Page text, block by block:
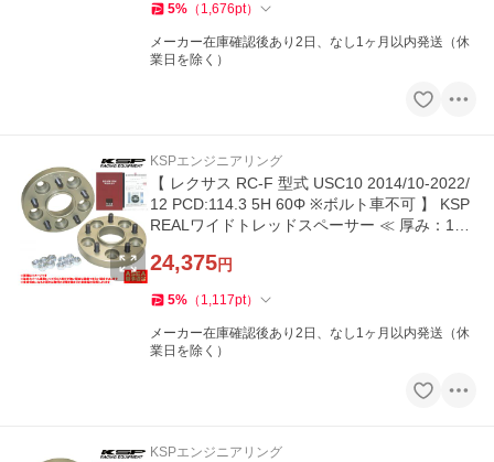
5% （ 1,676pt）
メーカー在庫確認後あり2日、なし1ヶ月以内発送（休
業日を除く）
KSPエンジニアリング
【 レクサス RC-F 型式 USC10 2014/10-2022/
12 PCD:114.3 5H 60Φ ※ボルト車不可 】 KSP
REALワイドトレッドスペーサー ≪ 厚み：15/2
24,375円
5% （ 1,117pt）
メーカー在庫確認後あり2日、なし1ヶ月以内発送（休
業日を除く）
KSPエンジニアリング